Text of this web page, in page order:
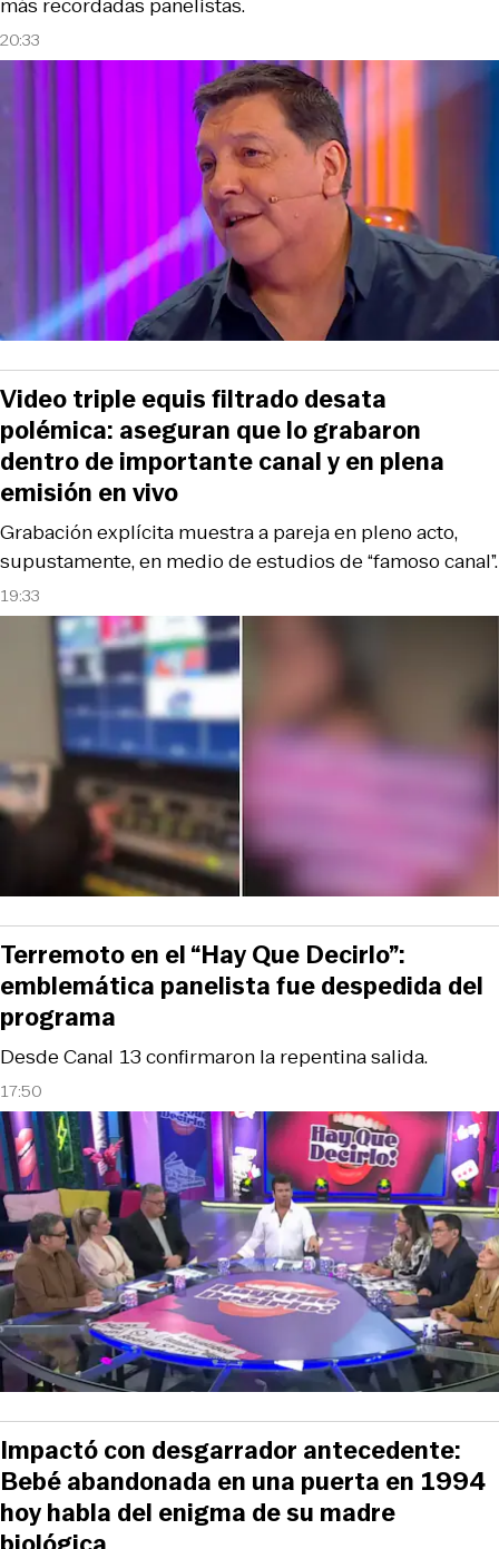
20:33
19:33
Grabación explícita muestra a pareja en pleno acto,
supustamente, en medio de estudios de “famoso canal”.
Video triple equis filtrado desata
polémica: aseguran que lo grabaron
dentro de importante canal y en plena
emisión en vivo
17:50
Desde Canal 13 confirmaron la repentina salida.
Terremoto en el “Hay Que Decirlo”:
emblemática panelista fue despedida del
programa
Impactó con desgarrador antecedente:
Bebé abandonada en una puerta en 1994
hoy habla del enigma de su madre